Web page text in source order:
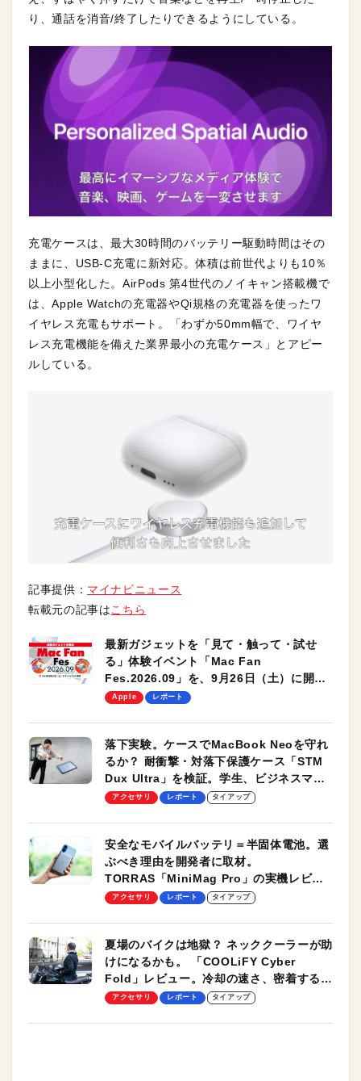
り、通話を消音/終了したりできるようにしている。
充電ケースは、最大30時間のバッテリー駆動時間はその
ままに、USB-C充電に新対応。体積は前世代よりも10％
以上小型化した。AirPods 第4世代のノイキャン搭載機で
は、Apple Watchの充電器やQi規格の充電器を使ったワ
イヤレス充電もサポート。「わずか50mm幅で、ワイヤ
レス充電機能を備えた業界最小の充電ケース」とアピー
ルしている。
記事提供： マイナビニュース
転載元の記事はこちら
最新ガジェットを「見て・触って・試せ
る」体験イベント「Mac Fan
Fes.2026.09」を、9月26日（土）に開催
します！
Apple レポート
落下実験。ケースでMacBook Neoを守れ
るか？ 耐衝撃・対落下保護ケース「STM
Dux Ultra」を検証。学生、ビジネスマン
のモバイルユースに最適！
アクセサリ レポート タイアップ
安全なモバイルバッテリ＝半固体電池。選
ぶべき理由を開発者に取材。
TORRAS「MiniMag Pro」の実機レビュ
ーも
アクセサリ レポート タイアップ
夏場のバイクは地獄？ ネッククーラーが助
けになるかも。 「COOLiFY Cyber
Fold」レビュー。冷却の速さ、密着する冷
却プレート、シンプルな操作性がグッド！
アクセサリ レポート タイアップ